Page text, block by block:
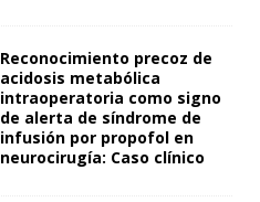
Reconocimiento precoz de
acidosis metabólica
intraoperatoria como signo
de alerta de síndrome de
infusión por propofol en
neurocirugía: Caso clínico